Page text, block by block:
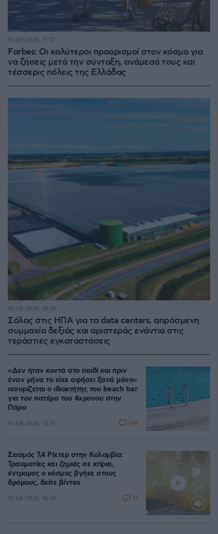
Forbes: Οι καλύτεροι προορισμοί στον κόσμο για
να ζήσεις μετά την σύνταξη, ανάμεσά τους και
τέσσερις πόλεις της Ελλάδας
10.08.2026, 11:37
Σάλος στις ΗΠΑ για τα data centers, απρόσμενη
συμμαχία δεξιάς και αριστεράς ενάντια στις
τεράστιες εγκαταστάσεις
10.08.2026, 16:10
«Δεν ήταν κοντά στο παιδί και πριν
έναν μήνα το είχε αφήσει ξανά μόνο»
ισχυρίζεται ο ιδιοκτήτης του beach bar
για τον πατέρα του 4χρονου στην
Πάρο
10.08.2026, 12:21 148
Σεισμός 7,4 Ρίχτερ στην Κολομβία:
Τραυματίες και ζημιές σε κτίρια,
έντρομος ο κόσμος βγήκε στους
δρόμους, δείτε βίντεο
10.08.2026, 16:14 13